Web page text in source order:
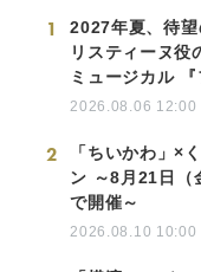
1
2027年夏、待
リスティーヌ役
ミュージカル 『
2026.08.06 12:00
2
「ちいかわ」×
ン ～8月21日（
で開催～
2026.08.10 10:00